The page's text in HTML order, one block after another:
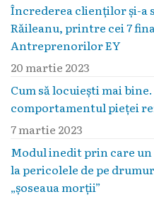
Încrederea clienților și-a
Răileanu, printre cei 7
Antreprenorilor EY
20 martie 2023
Cum să locuieşti mai
comportamentul pieţei
7 martie 2023
Modul inedit prin care
la pericolele de pe
„șoseaua morții”